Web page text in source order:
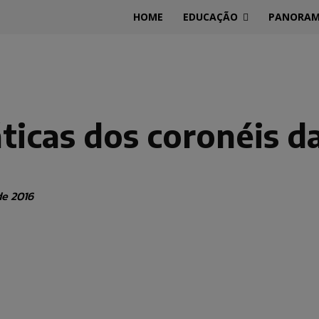
HOME EDUCAÇÃO
dos coronéis
2016